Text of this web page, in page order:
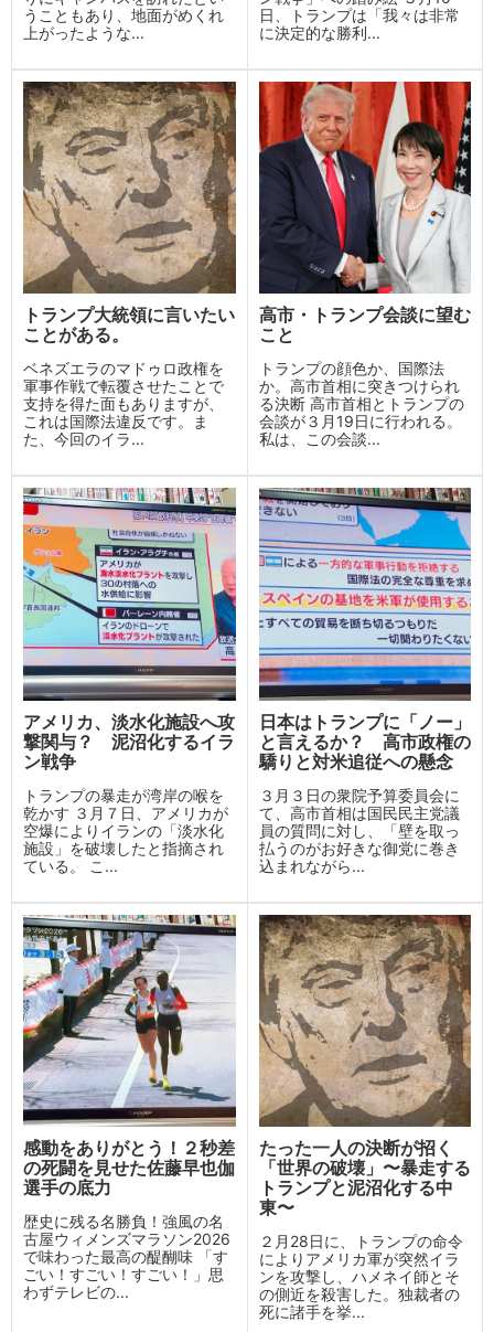
うこともあり、地面がめくれ
上がったような...
日、トランプは「我々は非常
に決定的な勝利...
トランプ大統領に言いたい
ことがある。
ベネズエラのマドゥロ政権を
軍事作戦で転覆させたことで
支持を得た面もありますが、
これは国際法違反です。ま
た、今回のイラ...
高市・トランプ会談に望む
こと
トランプの顔色か、国際法
か。高市首相に突きつけられ
る決断 高市首相とトランプの
会談が３月19日に行われる。
私は、この会談...
アメリカ、淡水化施設へ攻
撃関与？ 泥沼化するイラ
ン戦争
トランプの暴走が湾岸の喉を
乾かす ３月７日、アメリカが
空爆によりイランの「淡水化
施設」を破壊したと指摘され
ている。 こ...
日本はトランプに「ノー」
と言えるか？ 高市政権の
驕りと対米追従への懸念
３月３日の衆院予算委員会に
て、高市首相は国民民主党議
員の質問に対し、「壁を取っ
払うのがお好きな御党に巻き
込まれながら...
感動をありがとう！２秒差
の死闘を見せた佐藤早也伽
選手の底力
歴史に残る名勝負！強風の名
古屋ウィメンズマラソン2026
で味わった最高の醍醐味 「す
ごい！すごい！すごい！」思
わずテレビの...
たった一人の決断が招く
「世界の破壊」〜暴走する
トランプと泥沼化する中
東〜
２月28日に、トランプの命令
によりアメリカ軍が突然イラ
ンを攻撃し、ハメネイ師とそ
の側近を殺害した。独裁者の
死に諸手を挙...